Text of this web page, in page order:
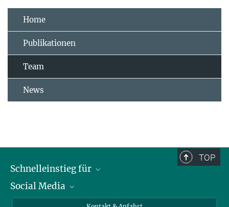
Home
Publikationen
Team
News
TOP
Schnelleinstieg für
Journalist*innen
Social Media